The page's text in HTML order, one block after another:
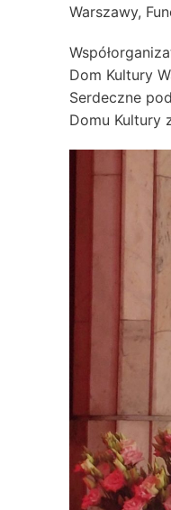
Warszawy,
Dom Kultury
Serdeczne
Domu Kultury